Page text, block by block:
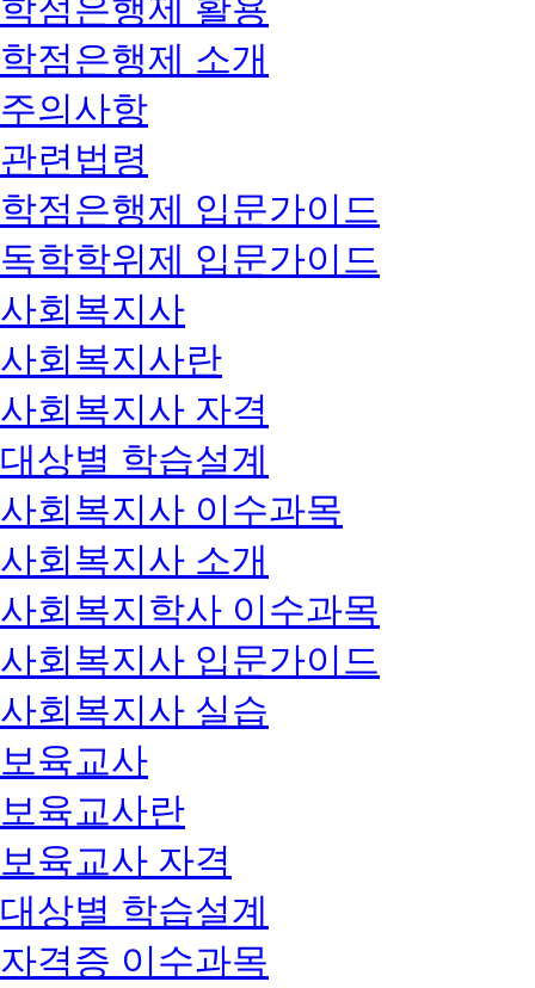
학점은행제 활용
학점은행제 소개
주의사항
관련법령
학점은행제 입문가이드
독학학위제 입문가이드
사회복지사
사회복지사란
사회복지사 자격
대상별 학습설계
사회복지사 이수과목
사회복지사 소개
사회복지학사 이수과목
사회복지사 입문가이드
사회복지사 실습
보육교사
보육교사란
보육교사 자격
대상별 학습설계
자격증 이수과목